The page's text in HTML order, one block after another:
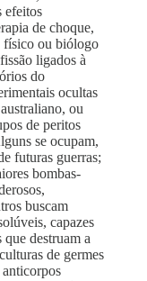
efeitos
de choque,
físico ou biólogo
ligados à
do
ocultas
ou
de peritos
se ocupam,
futuras guerras;
bombas-
buscam
capazes
destruam a
de germes